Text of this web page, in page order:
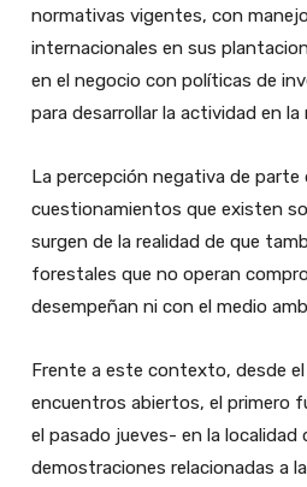
normativas vigentes, con
internacionales en sus
en el negocio con políticas de
para desarrollar la actividad en la
La percepción negativa de parte
cuestionamientos que existen
surgen de la realidad de que
forestales que no operan
desempeñan ni con el medio
Frente a este contexto, desde
encuentros abiertos, el primero
el pasado jueves- en la localidad
demostraciones relacionadas a